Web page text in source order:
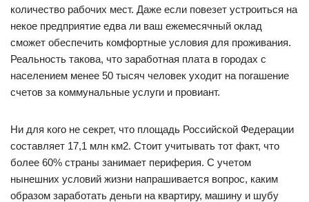
количество рабочих мест. Даже если повезет устроиться на
некое предприятие едва ли ваш ежемесячный оклад
сможет обеспечить комфортные условия для проживания.
Реальность такова, что заработная плата в городах с
населением менее 50 тысяч человек уходит на погашение
счетов за коммунальные услуги и провиант.
Ни для кого не секрет, что площадь Российской Федерации
составляет 17,1 млн км2. Стоит учитывать тот факт, что
более 60% страны занимает периферия. С учетом
нынешних условий жизни напрашивается вопрос, каким
образом заработать деньги на квартиру, машину и шубу